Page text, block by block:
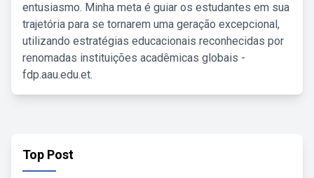
entusiasmo. Minha meta é guiar os estudantes em sua
trajetória para se tornarem uma geração excepcional,
utilizando estratégias educacionais reconhecidas por
renomadas instituições acadêmicas globais -
fdp.aau.edu.et.
Top Post